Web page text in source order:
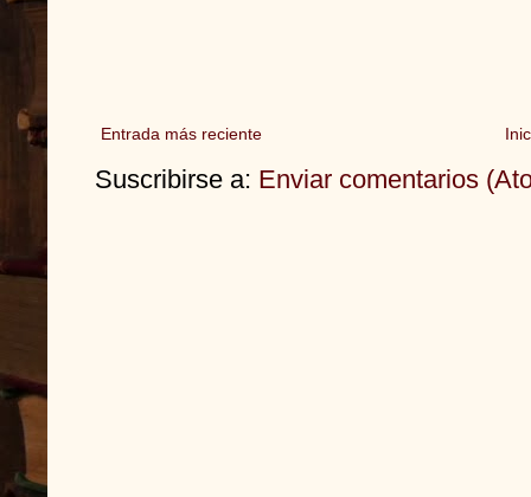
Entrada más reciente
Suscribirse a: Enviar comentarios